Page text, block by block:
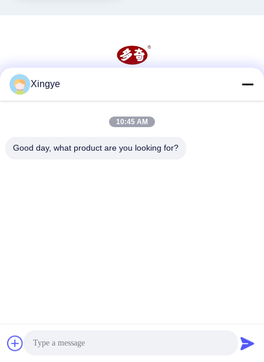
Copyright © 2024-2026 Wenzhou Xingye Machinery Equipment
Co., Ltd. Todos. Todos os direitos reservados.
Xingye
10:45 AM
Good day, what product are you looking for?